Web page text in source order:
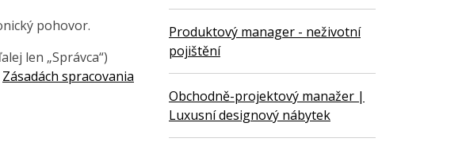
pohovor.
len „Správca“)
Zásadách spracovania
Produktový manager - neživotní
pojištění
Obchodně-projektový manažer |
Luxusní designový nábytek